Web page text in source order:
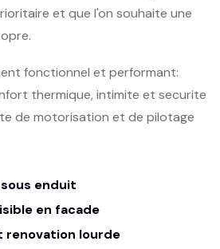
et que l'on souhaite une
fonctionnel et performant:
thermique, intimite et securite
de motorisation et de pilotage
enduit
en facade
renovation lourde